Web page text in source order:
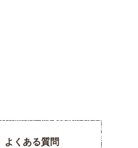
よくある質問